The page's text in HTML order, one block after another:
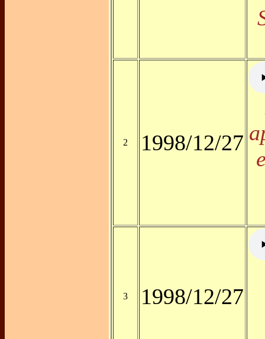
2 1998/12/27
3 1998/12/27